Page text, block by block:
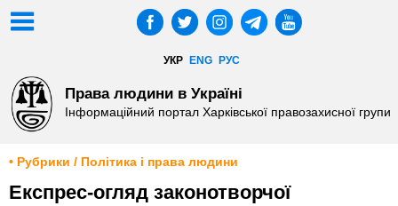
УКР ENG РУС
Права людини в Україні
Інформаційний портал Харківської правозахисної групи
• Рубрики / Політика і права людини
Експрес-огляд законотворчої